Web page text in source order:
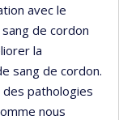
avec le
de cordon
la
sang de cordon.
pathologies
nous